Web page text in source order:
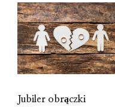
Jubiler obrączki